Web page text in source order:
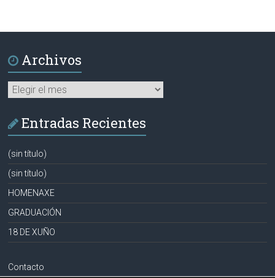
Archivos
Archivos
Entradas Recientes
(sin título)
(sin título)
HOMENAXE
GRADUACIÓN
18 DE XUÑO
Contacto